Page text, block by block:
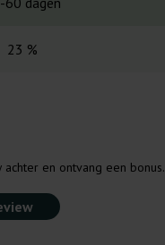
23 %
en ontvang een bonus.